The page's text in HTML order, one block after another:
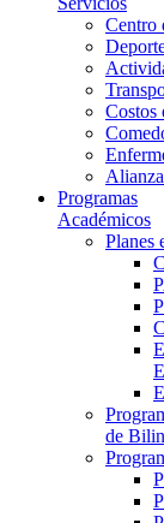
Centro
Costos
Programas
Académicos
Planes
de